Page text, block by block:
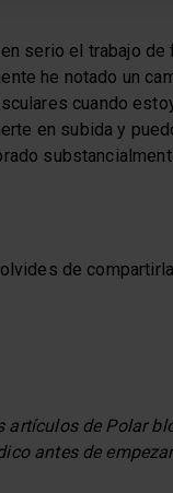
serio el trabajo
he notado un
cuando
en subida y
de
artículos de Polar
antes de